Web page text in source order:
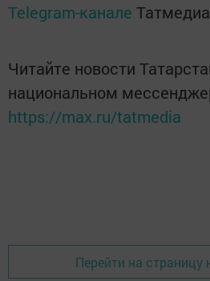
Telegram-канале Татмедиа
Читайте новости
национальном
https://max.ru/tatmedia
Перейти на страницу